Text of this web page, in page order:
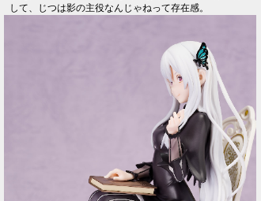
して、じつは影の主役なんじゃねって存在感。